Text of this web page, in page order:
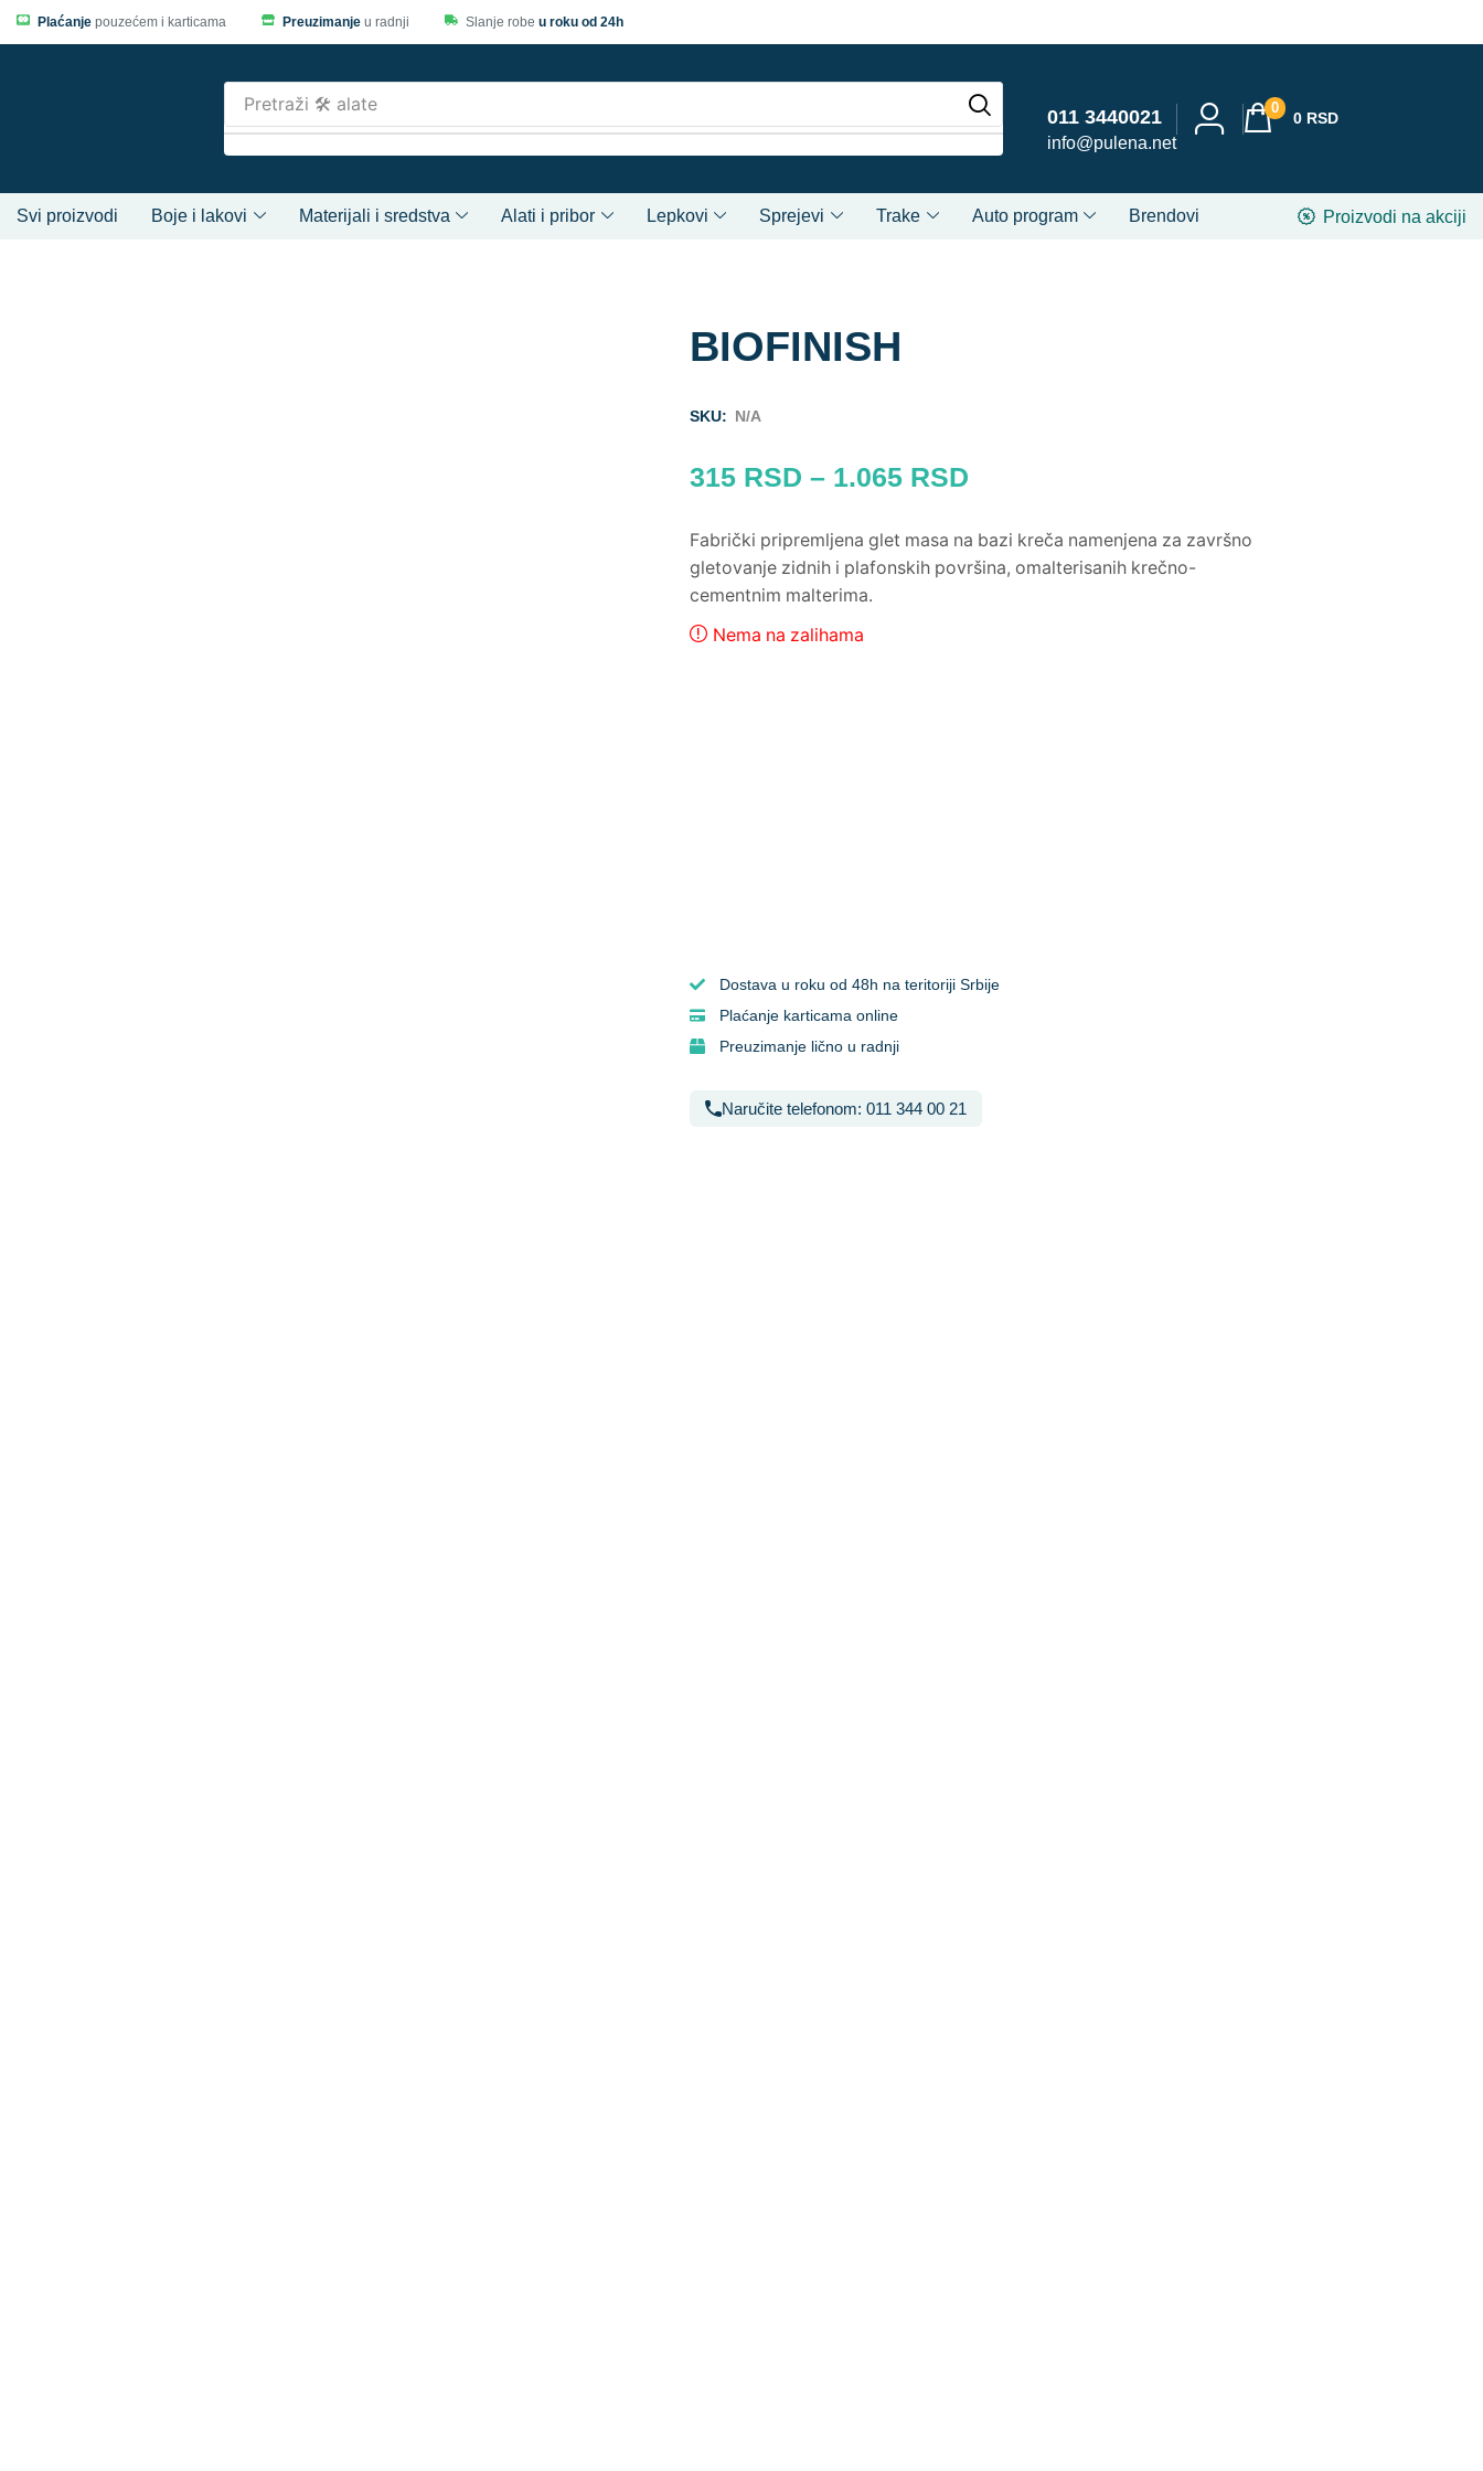
Plaćanje pouzećem i karticama Preuzimanje u radnji Slanje robe u roku od 24h
Pretraži 🛠️ alate
011 3440021
info@pulena.net
0
0 RSD
Svi proizvodi Boje i lakovi Materijali i sredstva Alati i pribor Lepkovi Sprejevi Trake Auto program Brendovi Proizvodi na akciji
BIOFINISH
SKU: N/A
315 RSD – 1.065 RSD
Fabrički pripremljena glet masa na bazi kreča namenjena za završno
gletovanje zidnih i plafonskih površina, omalterisanih krečno-
cementnim malterima.
Nema na zalihama
Dostava u roku od 48h na teritoriji Srbije
Plaćanje karticama online
Preuzimanje lično u radnji
Naručite telefonom: 011 344 00 21